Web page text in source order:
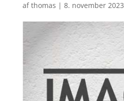
afthomas | 8. november 2023